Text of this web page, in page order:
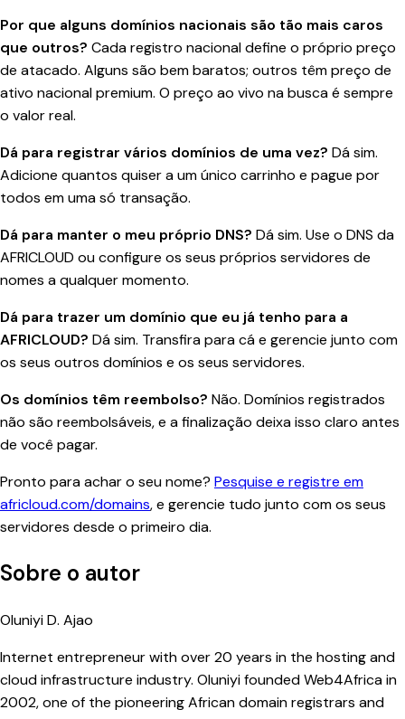
Por que alguns domínios nacionais são tão mais caros
que outros? Cada registro nacional define o próprio preço
de atacado. Alguns são bem baratos; outros têm preço de
ativo nacional premium. O preço ao vivo na busca é sempre
o valor real.
Dá para registrar vários domínios de uma vez? Dá sim.
Adicione quantos quiser a um único carrinho e pague por
todos em uma só transação.
Dá para manter o meu próprio DNS? Dá sim. Use o DNS da
AFRICLOUD ou configure os seus próprios servidores de
nomes a qualquer momento.
Dá para trazer um domínio que eu já tenho para a
AFRICLOUD? Dá sim. Transfira para cá e gerencie junto com
os seus outros domínios e os seus servidores.
Os domínios têm reembolso? Não. Domínios registrados
não são reembolsáveis, e a finalização deixa isso claro antes
de você pagar.
Pronto para achar o seu nome? Pesquise e registre em
africloud.com/domains, e gerencie tudo junto com os seus
servidores desde o primeiro dia.
Sobre o autor
Oluniyi D. Ajao
Internet entrepreneur with over 20 years in the hosting and
cloud infrastructure industry. Oluniyi founded Web4Africa in
2002, one of the pioneering African domain registrars and